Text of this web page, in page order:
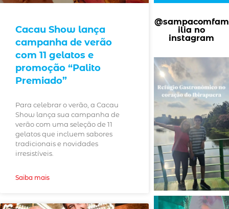
Cacau Show lança
campanha de verão
com 11 gelatos e
promoção “Palito
Premiado”
Para celebrar o verão, a Cacau
Show lança sua campanha de
verão com uma seleção de 11
gelatos que incluem sabores
tradicionais e novidades
irresistíveis.
Saiba mais
@sampacomfam
ilia no
instagram